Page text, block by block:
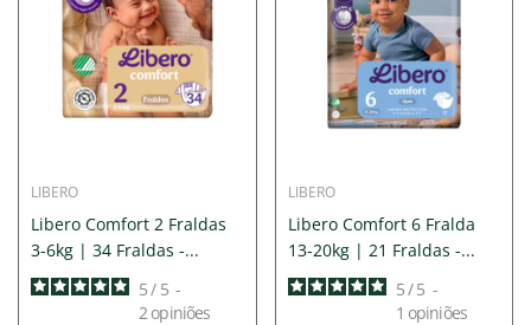
LIBERO
Libero Comfort 2 Fraldas
3-6kg | 34 Fraldas -...
5/ 5 -
2 opiniões
LIBERO
Libero Comfort 6 Fralda
13-20kg | 21 Fraldas -...
5/ 5 -
1 opiniões